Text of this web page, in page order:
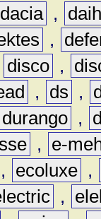
dacia ,
,
disco ,
, ds ,
durango ,
,
e-
, ecoluxe ,
,